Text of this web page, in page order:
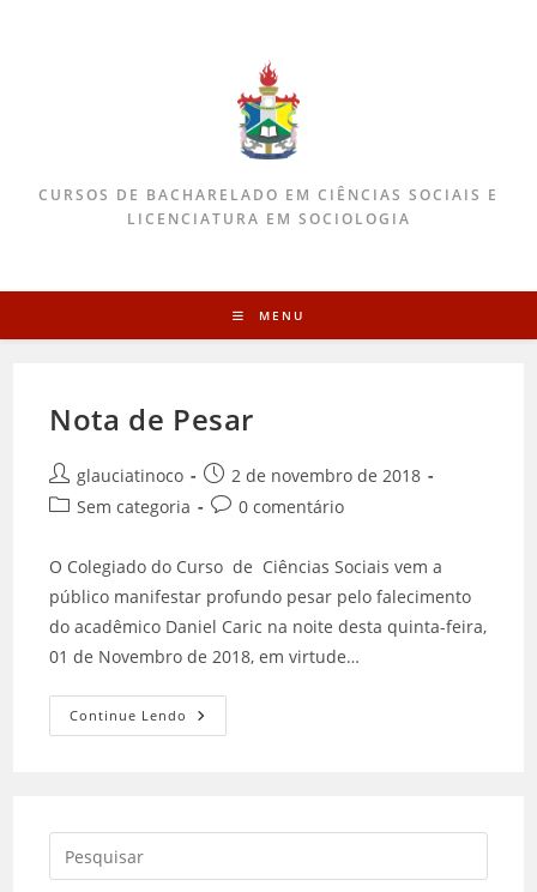
CURSOS DE BACHARELADO EM CIÊNCIAS SOCIAIS E
LICENCIATURA EM SOCIOLOGIA
MENU
Nota de Pesar
glauciatinoco
2 de novembro de 2018
Sem categoria
0 comentário
O Colegiado do Curso de Ciências Sociais vem a
público manifestar profundo pesar pelo falecimento
do acadêmico Daniel Caric na noite desta quinta-feira,
01 de Novembro de 2018, em virtude…
Continue Lendo